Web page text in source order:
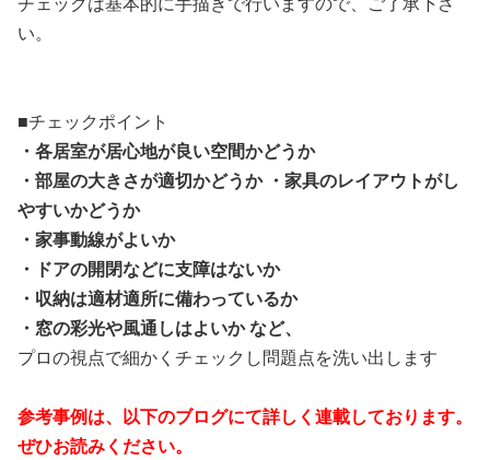
い。
■チェックポイント
・各居室が居心地が良い空間かどうか
・部屋の大きさが適切かどうか ・家具のレイアウトがし
やすいかどうか
・家事動線がよいか
・ドアの開閉などに支障はないか
・収納は適材適所に備わっているか
・窓の彩光や風通しはよいか など、
プロの視点で細かくチェックし問題点を洗い出します
参考事例は、以下のブログにて詳しく連載しております。
ぜひお読みください。